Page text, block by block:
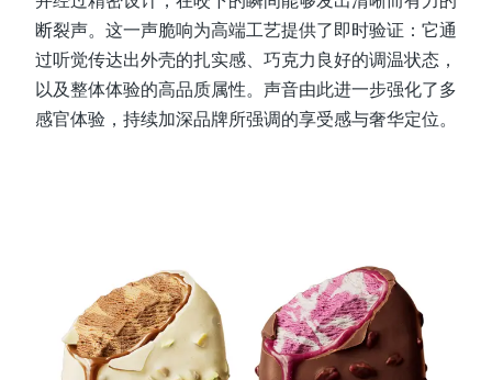
断裂声。这一声脆响为高端工艺提供了即时验证：它通
过听觉传达出外壳的扎实感、巧克力良好的调温状态，
以及整体体验的高品质属性。声音由此进一步强化了多
感官体验，持续加深品牌所强调的享受感与奢华定位。